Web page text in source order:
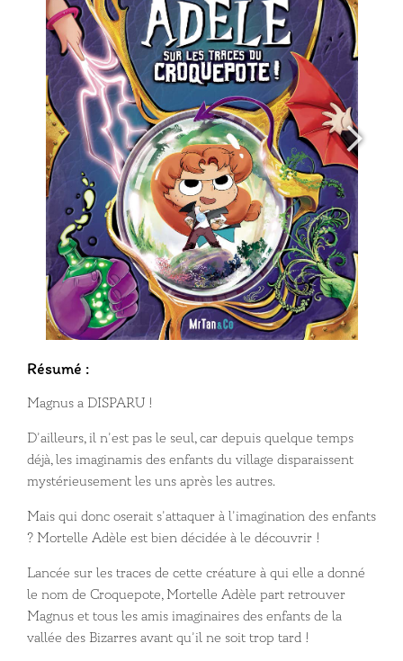
Résumé :
Magnus a DISPARU !
D’ailleurs, il n’est pas le seul, car depuis quelque temps
déjà, les imaginamis des enfants du village disparaissent
mystérieusement les uns après les autres.
Mais qui donc oserait s’attaquer à l’imagination des enfants
? Mortelle Adèle est bien décidée à le découvrir !
Lancée sur les traces de cette créature à qui elle a donné
le nom de Croquepote, Mortelle Adèle part retrouver
Magnus et tous les amis imaginaires des enfants de la
vallée des Bizarres avant qu’il ne soit trop tard !